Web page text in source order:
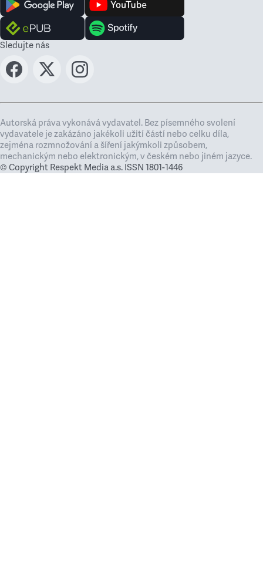
Sledujte nás
Autorská práva vykonává vydavatel. Bez písemného svolení
vydavatele je zakázáno jakékoli užití částí nebo celku díla,
zejména rozmnožování a šíření jakýmkoli způsobem,
mechanickým nebo elektronickým, v českém nebo jiném jazyce.
© Copyright Respekt Media a.s. ISSN 1801-1446